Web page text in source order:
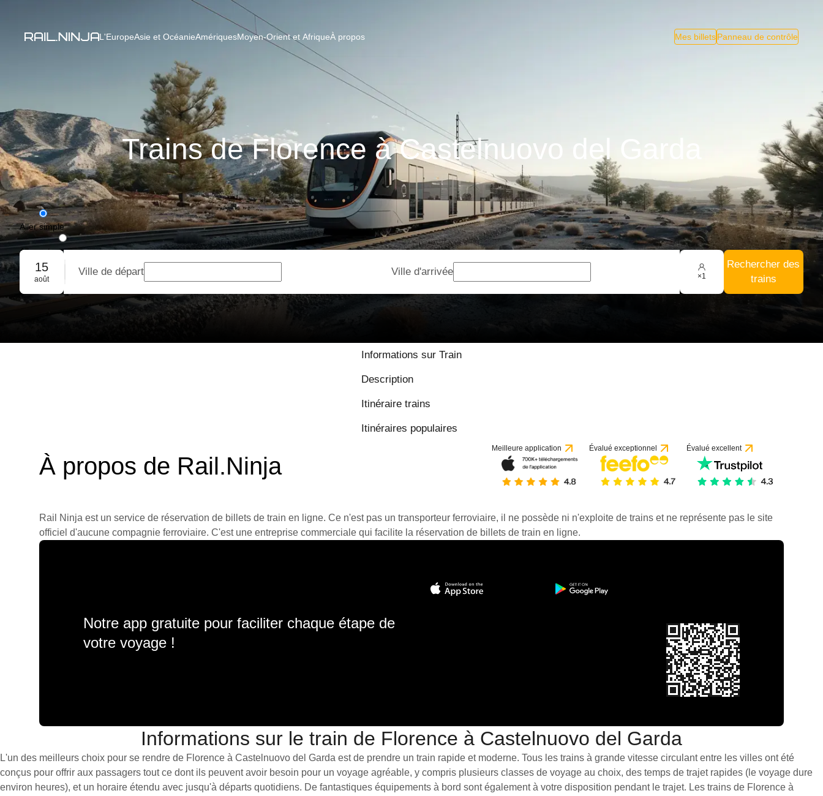
L'EuropeAsie et OcéanieAmériquesMoyen-Orient et AfriqueÀ propos Mes billetsPanneau de contrôle
Trains de Florence à Castelnuovo del Garda
Aller simple
Aller-retour
Réservation de groupe
15
août
Ville de départ Ville d'arrivée ×1
Rechercher des
trains
Informations sur Train
Description
Itinéraire trains
Itinéraires populaires
À propos de Rail.Ninja
Meilleure application Évalué exceptionnel Évalué excellent
Rail Ninja est un service de réservation de billets de train en ligne. Ce n'est pas un transporteur ferroviaire, il ne possède ni n'exploite de trains et ne représente pas le site
officiel d'aucune compagnie ferroviaire. C'est une entreprise commerciale qui facilite la réservation de billets de train en ligne.
Notre app gratuite pour faciliter chaque étape de
votre voyage !
Informations sur le train de Florence à Castelnuovo del Garda
L'un des meilleurs choix pour se rendre de Florence à Castelnuovo del Garda est de prendre un train rapide et moderne. Tous les trains à grande vitesse circulant entre les villes ont été
conçus pour offrir aux passagers tout ce dont ils peuvent avoir besoin pour un voyage agréable, y compris plusieurs classes de voyage au choix, des temps de trajet rapides (le voyage dure
environ heures), et un horaire étendu avec jusqu'à départs quotidiens. De fantastiques équipements à bord sont également à votre disposition pendant le trajet. Les trains de Florence à